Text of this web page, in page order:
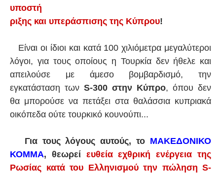
υποστή
ριξης και υπεράσπισης της Κύπρου!
Είναι οι ίδιοι και κατά 100 χιλιόμετρα μεγαλύτεροι
λόγοι, για τους οποίους η Τουρκία δεν ήθελε και
απειλούσε με άμεσο βομβαρδισμό, την
εγκατάσταση των S-300 στην Κύπρο, όπου δεν
θα μπορούσε να πετάξει στα θαλάσσια κυπριακά
οικόπεδα ούτε τουρκικό κουνούπι...
Για τους λόγους αυτούς, το ΜΑΚΕΔΟΝΙΚΟ
ΚΟΜΜΑ, θεωρεί ευθεία εχθρική ενέργεια της
Ρωσίας κατά του Ελληνισμού την πώληση S-